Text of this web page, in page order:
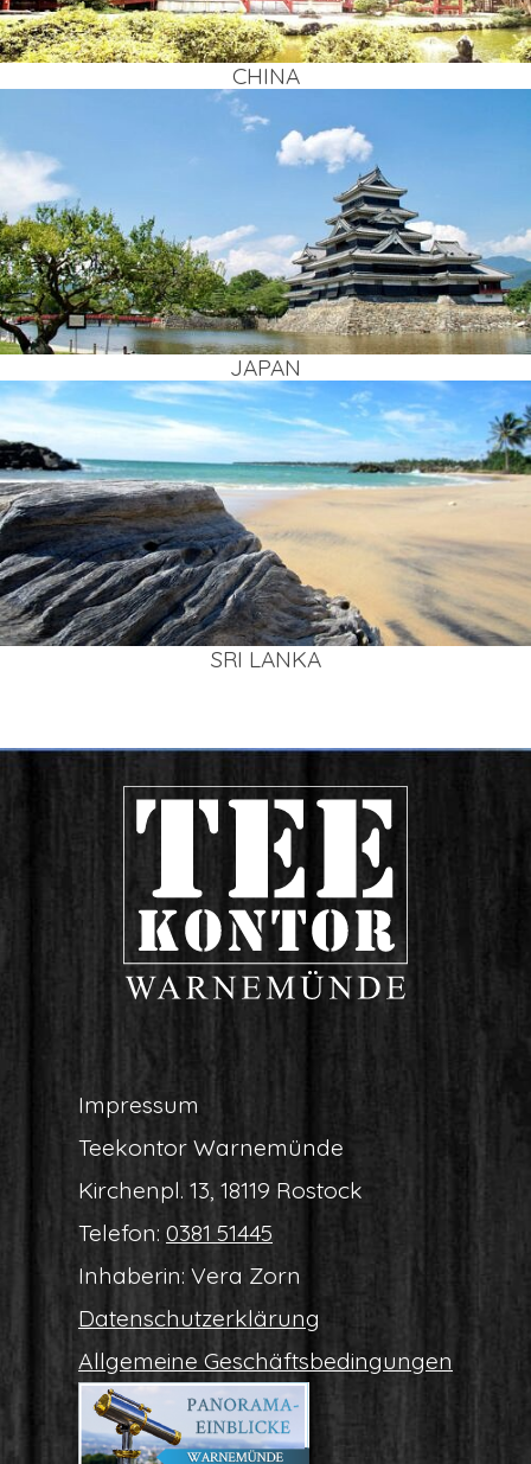
CHI­NA
JAPAN
SRI LAN­KA
Impres­sum
Tee­kon­tor Warnemünde
Kir­chen­pl. 13, 18119 Rostock
Tele­fon: 0381 51445
Inha­be­rin: Vera Zorn
Daten­schutz­er­klä­rung
All­ge­mei­ne Geschäftsbedingungen